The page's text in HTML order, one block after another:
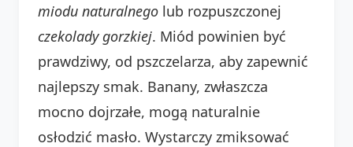
miodu naturalnego lub rozpuszczonej
czekolady gorzkiej. Miód powinien być
prawdziwy, od pszczelarza, aby zapewnić
najlepszy smak. Banany, zwłaszcza
mocno dojrzałe, mogą naturalnie
osłodzić masło. Wystarczy zmiksować